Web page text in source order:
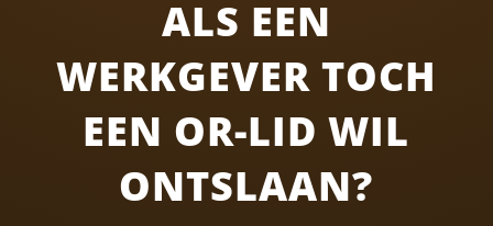
ALS EEN
WERKGEVER TOCH
EEN OR-LID WIL
ONTSLAAN?